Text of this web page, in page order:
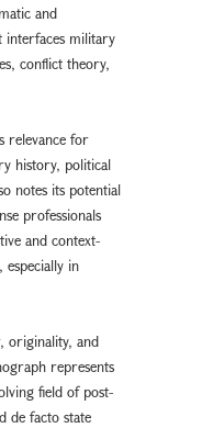
and
interfaces military
conflict theory,
relevance for
history, political
notes its potential
professionals
and context-
especially in
originality, and
represents
field of post-
de facto state